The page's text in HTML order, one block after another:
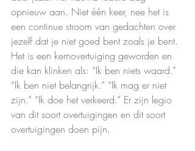
opnieuw aan. Niet één keer, nee het is
een continue stroom van gedachten over
jezelf dat je niet goed bent zoals je bent.
Het is een kernovertuiging geworden en
die kan klinken als: “Ik ben niets waard.”
“Ik ben niet belangrijk.” “Ik mag er niet
zijn.” “Ik doe het verkeerd.” Er zijn legio
van dit soort overtuigingen en dit soort
overtuigingen doen pijn.